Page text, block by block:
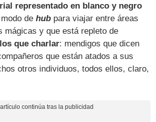
representado en blanco y negro
modo dehub para viajar entre áreas
mágicas y que está repleto de
que charlar: mendigos que dicen
que están atados a sus
otros individuos, todos ellos, claro,